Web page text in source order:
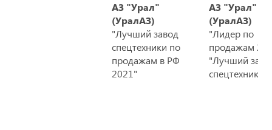
АЗ "Урал"
(УралАЗ)
"Лучший завод
спецтехники по
продажам в РФ
2021"
АЗ "Урал"
(УралАЗ)
"Лидер по
продажам
"Лучший
спецтехники